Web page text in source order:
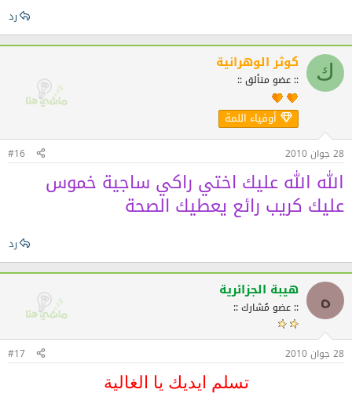
رد
ك كوثر الوهرانية
:: عضو متألق ::
أوفياء اللمة
28 جوان 2010 #16
الله الله عليك اختي راكي ساجية خموس
عليك كريب رائع يعطيك الصحة
رد
ه هيبة الجزائرية
:: عضو مُشارك ::
28 جوان 2010 #17
تسلم ايديك يا الغالية